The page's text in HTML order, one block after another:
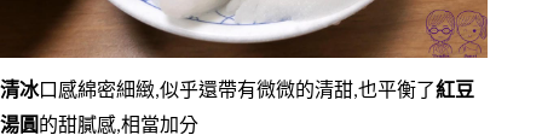
清冰口感綿密細緻,似乎還帶有微微的清甜,也平衡了 紅豆
湯圓 的甜膩感,相當加分